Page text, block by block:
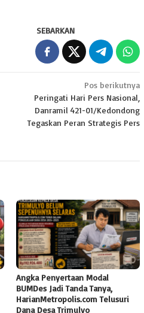
SEBARKAN
Pos berikutnya
Peringati Hari Pers Nasional,
Danramil 421-01/Kedondong
Tegaskan Peran Strategis Pers
Angka Penyertaan Modal
BUMDes Jadi Tanda Tanya,
HarianMetropolis.com Telusuri
Dana Desa Trimulyo